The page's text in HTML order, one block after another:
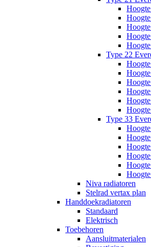
Type 22
Type 33
Niva radiatoren
Stelrad vertax plan
Handdoekradiatoren
Standaard
Elektrisch
Toebehoren
Aansluitmaterialen